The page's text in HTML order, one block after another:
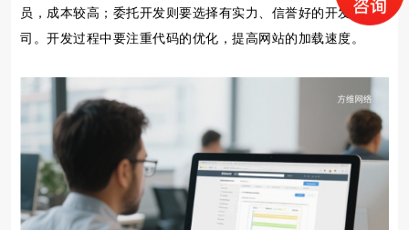
员，成本较高；委托开发则要选择有实力、信誉好的开发公
司。开发过程中要注重代码的优化，提高网站的加载速度。